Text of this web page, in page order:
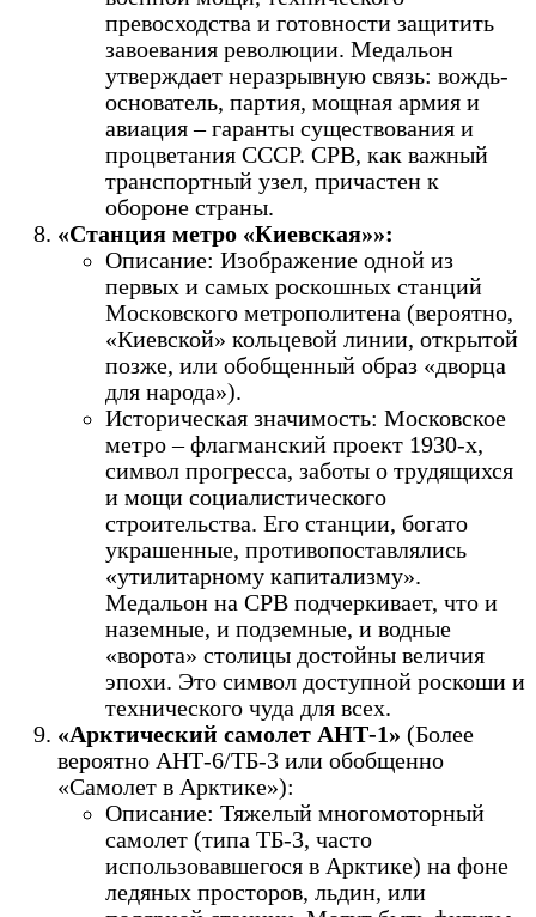
превосходства и готовности защитить
завоевания революции. Медальон
утверждает неразрывную связь: вождь-
основатель, партия, мощная армия и
авиация – гаранты существования и
процветания СССР. СРВ, как важный
транспортный узел, причастен к
обороне страны.
«Станция метро «Киевская»»:
Описание: Изображение одной из
первых и самых роскошных станций
Московского метрополитена (вероятно,
«Киевской» кольцевой линии, открытой
позже, или обобщенный образ «дворца
для народа»).
Историческая значимость: Московское
метро – флагманский проект 1930-х,
символ прогресса, заботы о трудящихся
и мощи социалистического
строительства. Его станции, богато
украшенные, противопоставлялись
«утилитарному капитализму».
Медальон на СРВ подчеркивает, что и
наземные, и подземные, и водные
«ворота» столицы достойны величия
эпохи. Это символ доступной роскоши и
технического чуда для всех.
«Арктический самолет АНТ-1» (Более
вероятно АНТ-6/ТБ-3 или обобщенно
«Самолет в Арктике»):
Описание: Тяжелый многомоторный
самолет (типа ТБ-3, часто
использовавшегося в Арктике) на фоне
ледяных просторов, льдин, или